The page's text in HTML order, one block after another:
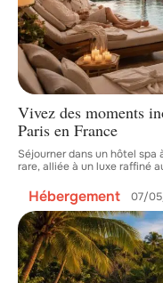
Vivez des moments
Paris en France
Séjourner dans un hôtel
rare, alliée à un luxe raffiné
Hébergement 07/